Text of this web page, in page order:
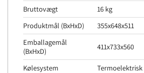
Bruttovægt
16 kg
Produktmål (BxHxD)
355x648x511
Emballagemål
(BxHxD)
411x733x560
Kølesystem
Termoelektrisk